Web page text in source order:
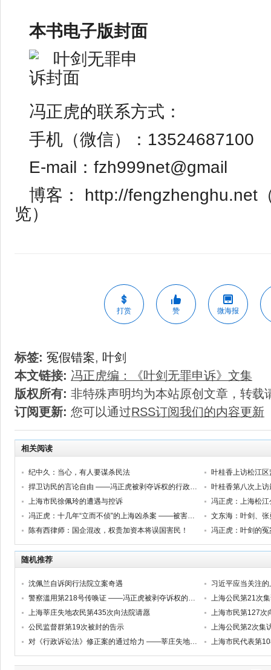
本书电子版封面
冯正虎的联系方式：
手机（微信）：13524687100
E-mail：fzh999net@gmail
博客： http://fengzhenghu.net
览）
打赏 赞 微海报
标签: 冤假错案, 叶剑
本文链接: 冯正虎编：《叶剑无罪申诉》文集
版权所有: 非特殊声明均为本站原创文章，转载
订阅更新: 您可以通过RSS订阅我们的内容更新
相关阅读
纪中久：当心，有人要谋杀民法
叶桂香上访松江
叶桂香第八次上
上海市民徐佩玲的遭遇与控诉
冯正虎：上海松
文东海：叶剑、
陈有西律师：国企混改，权贵加资本将误国害民！
冯正虎：叶剑的冤
随机推荐
沈佩兰自诉闵行法院立案奇遇
上海公民第21次
上海莘庄失地农民第435次向法院请愿
上海市民第127
公民监督群第19次被封的告示
上海公民第2次集
上海市民代表第